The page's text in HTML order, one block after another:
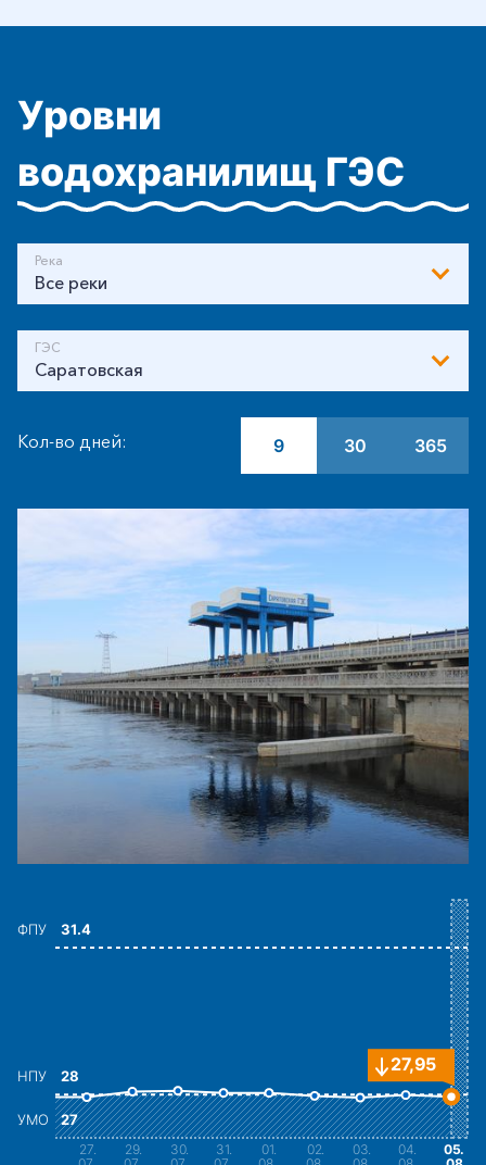
Уровни
водохранилищ ГЭС
Река
Все реки
ГЭС
Саратовская
Кол-во дней: 9 30 365
ФПУ 31.4
НПУ 28
УМО 27
05.
04.
03.
02.
01.
31.
30.
29.
27.
27,95